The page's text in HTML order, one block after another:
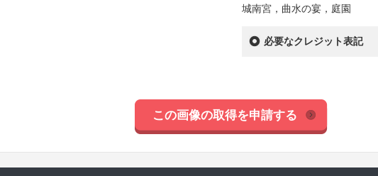
城南宮，曲水の宴，庭園
必要なクレジット表記
この画像の取得を申請する